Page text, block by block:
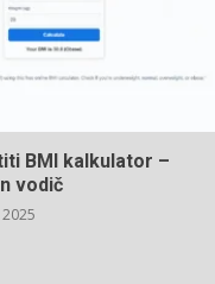
BMI kalkulator –
vodič